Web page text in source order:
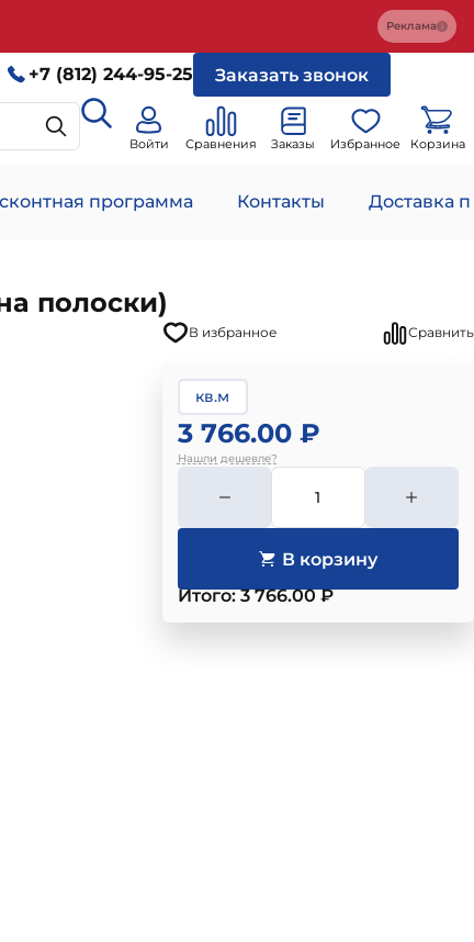
Реклама
+7 (812) 244-95-25 Заказать звонок
Войти Сравнения Заказы Избранное Корзина
программа Контакты Доставка
полоски)
В избранное Сравнить
кв.м
3 766.00 ₽
Нашли дешевле?
Итого: 3 766.00 ₽